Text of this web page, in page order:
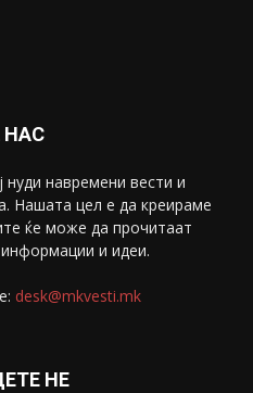
НАС
навремени вести и
Нашата цел е да креираме
ќе може да прочитаат
и идеи.
desk@mkvesti.mk
НЕ